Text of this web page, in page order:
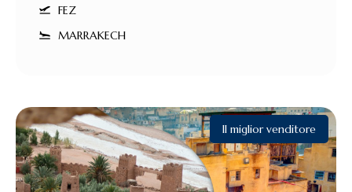
FEZ
MARRAKECH
Il miglior venditore